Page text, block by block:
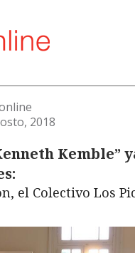
2018
Kemble”
el Colectivo Los